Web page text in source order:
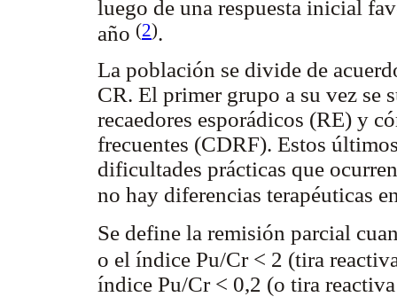
luego de una respuesta inicial
año (2).
La población se divide de
CR. El primer grupo a su vez se
recaedores esporádicos (RE) y
frecuentes (CDRF). Estos
dificultades prácticas que
no hay diferencias terapéuticas
Se define la remisión parcial
o el índice Pu/Cr < 2 (tira
índice Pu/Cr < 0,2 (o tira